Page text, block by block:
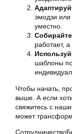
эмодзи
уместно.
работает,
шаблоны
Чтобы начать,
выше. А если
свяжитесь с
может
Сотрудничество